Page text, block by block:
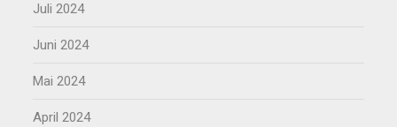
Juli 2024
Juni 2024
Mai 2024
April 2024